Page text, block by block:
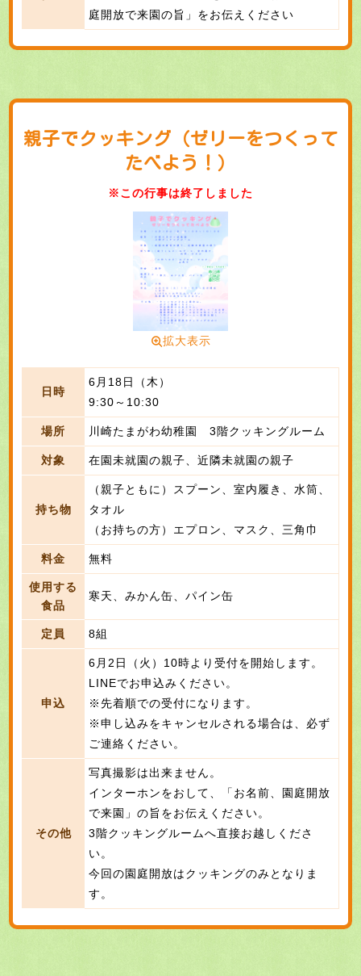
庭開放で来園の旨」をお伝えください
親子でクッキング（ゼリーをつくって
たべよう！）
※この行事は終了しました
日時
6月18日（木）
9:30～10:30
場所 川崎たまがわ幼稚園 3階クッキングルーム
対象 在園未就園の親子、近隣未就園の親子
持ち物
（親子ともに）スプーン、室内履き、水筒、
タオル
（お持ちの方）エプロン、マスク、三角巾
料金 無料
使用する
食品
寒天、みかん缶、パイン缶
定員 8組
申込
6月2日（火）10時より受付を開始します。
LINEでお申込みください。
※先着順での受付になります。
※申し込みをキャンセルされる場合は、必ず
ご連絡ください。
その他
写真撮影は出来ません。
インターホンをおして、「お名前、園庭開放
で来園」の旨をお伝えください。
3階クッキングルームへ直接お越しくださ
い。
今回の園庭開放はクッキングのみとなりま
す。
拡大表示